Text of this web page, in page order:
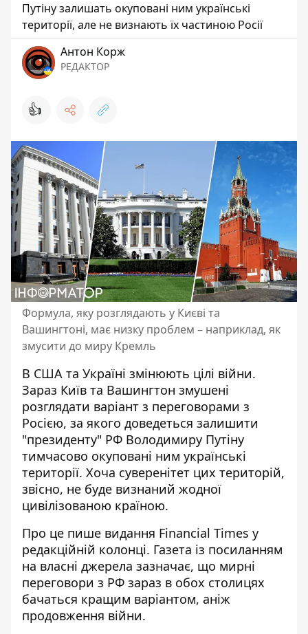
Путіну залишать окуповані ним українські
території, але не визнають їх частиною Росії
Антон Корж
РЕДАКТОР
👍
Формула, яку розглядають у Києві та
Вашингтоні, має низку проблем – наприклад, як
змусити до миру Кремль
В США та Україні змінюють цілі війни.
Зараз Київ та Вашингтон змушені
розглядати варіант з переговорами з
Росією, за якого доведеться залишити
"президенту" РФ Володимиру Путіну
тимчасово окуповані ним українські
території. Хоча суверенітет цих територій,
звісно, не буде визнаний жодної
цивілізованою країною.
Про це пише видання Financial Times у
редакційній колонці. Газета із посиланням
на власні джерела зазначає, що мирні
переговори з РФ зараз в обох столицях
бачаться кращим варіантом, аніж
продовження війни.